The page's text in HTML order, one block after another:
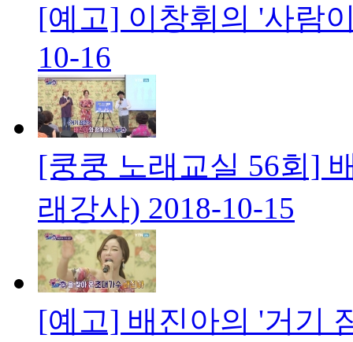
[예고] 이창휘의 '사람
10-16
[쿵쿵 노래교실 56회]
래강사) 2018-10-15
[예고] 배진아의 '거기